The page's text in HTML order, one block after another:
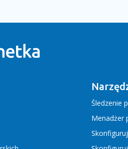
Śledzenie
Menadżer